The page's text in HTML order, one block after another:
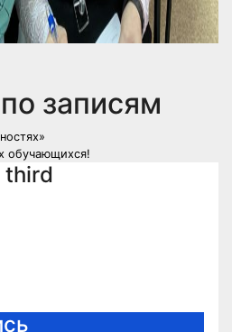
записям
обучающихся!
third